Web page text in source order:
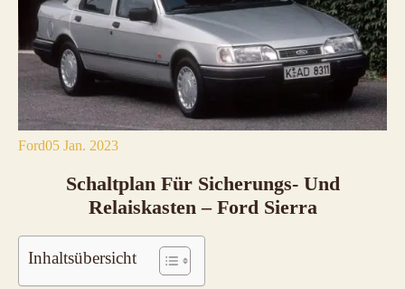
Ford05 Jan. 2023
Schaltplan Für Sicherungs- Und
Relaiskasten – Ford Sierra
Inhaltsübersicht